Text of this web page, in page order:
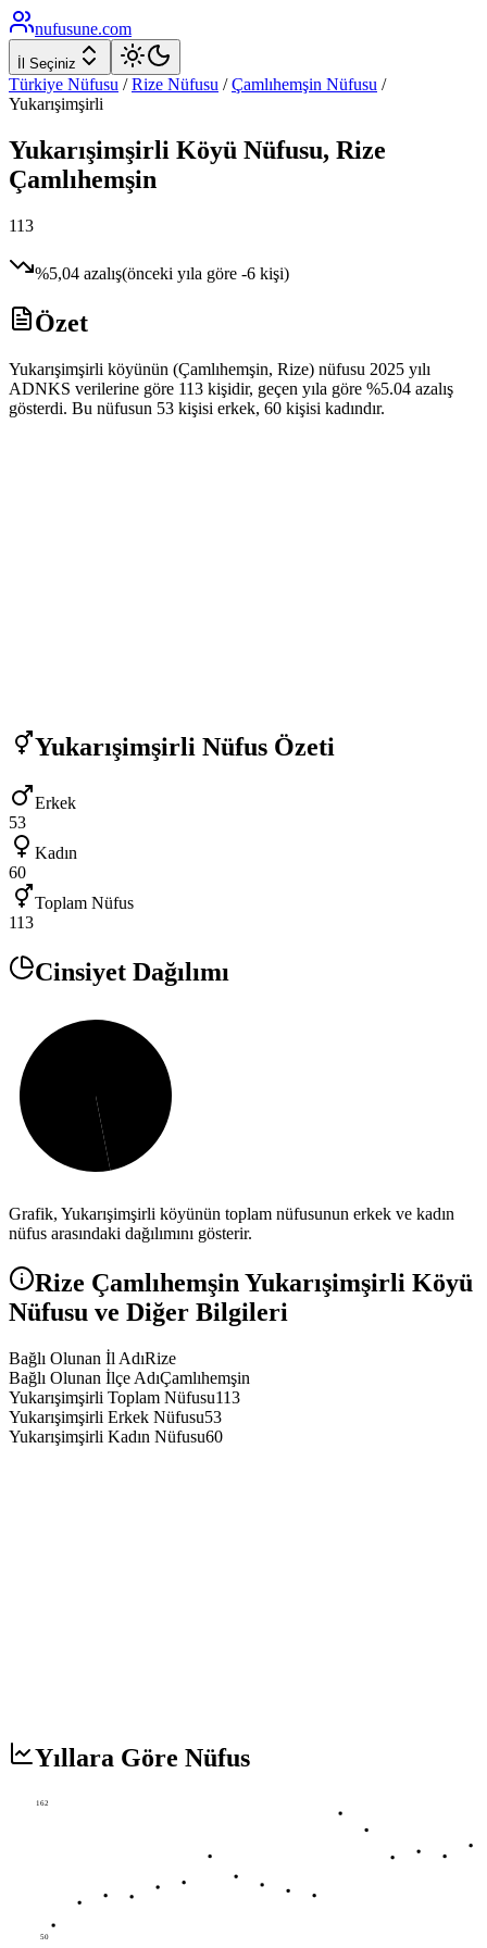
nufusune.com
İl Seçiniz
Türkiye Nüfusu / Rize Nüfusu / Çamlıhemşin Nüfusu /
Yukarışimşirli
Yukarışimşirli Köyü Nüfusu, Rize
Çamlıhemşin
113
%5,04 azalış(önceki yıla göre -6 kişi)
Özet
Yukarışimşirli köyünün (Çamlıhemşin, Rize) nüfusu 2025 yılı
ADNKS verilerine göre 113 kişidir, geçen yıla göre %5.04 azalış
gösterdi. Bu nüfusun 53 kişisi erkek, 60 kişisi kadındır.
Yukarışimşirli Nüfus Özeti
Erkek
53
Kadın
60
Toplam Nüfus
113
Cinsiyet Dağılımı
Grafik, Yukarışimşirli köyünün toplam nüfusunun erkek ve kadın
nüfus arasındaki dağılımını gösterir.
Rize Çamlıhemşin Yukarışimşirli Köyü
Nüfusu ve Diğer Bilgileri
Bağlı Olunan İl AdıRize
Bağlı Olunan İlçe AdıÇamlıhemşin
Yukarışimşirli Toplam Nüfusu113
Yukarışimşirli Erkek Nüfusu53
Yukarışimşirli Kadın Nüfusu60
Yıllara Göre Nüfus
162
50